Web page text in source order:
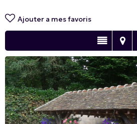
Ajouter a mes favoris